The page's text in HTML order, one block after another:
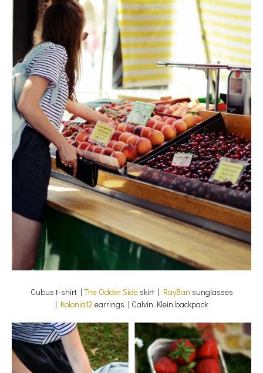
Cubus t-shirt | The Odder Sideskirt | RayBan sunglasses
| Kolonia12earrings | Calvin Klein backpack